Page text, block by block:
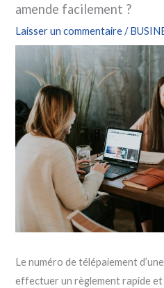
amende facilement ?
Laisser un commentaire /
Le numéro de télépaiement
effectuer un règlement rapide